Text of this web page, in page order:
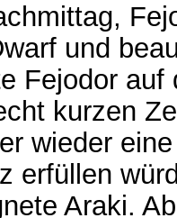
und
Fejodor auf
kurzen
wieder
erfüllen
Araki.